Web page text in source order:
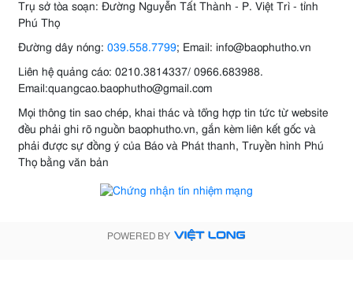
Trụ sở tòa soạn: Đường Nguyễn Tất Thành - P. Việt Trì - tỉnh
Phú Thọ
Đường dây nóng: 039.558.7799; Email: info@baophutho.vn
Liên hệ quảng cáo: 0210.3814337/ 0966.683988.
Email:quangcao.baophutho@gmail.com
Mọi thông tin sao chép, khai thác và tổng hợp tin tức từ website
đều phải ghi rõ nguồn baophutho.vn, gắn kèm liên kết gốc và
phải được sự đồng ý của Báo và Phát thanh, Truyền hình Phú
Thọ bằng văn bản
POWERED BY